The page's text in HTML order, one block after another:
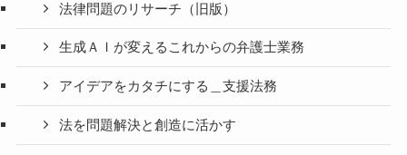
法律問題のリサーチ（旧版）
生成ＡＩが変えるこれからの弁護士業務
アイデアをカタチにする＿支援法務
法を問題解決と創造に活かす